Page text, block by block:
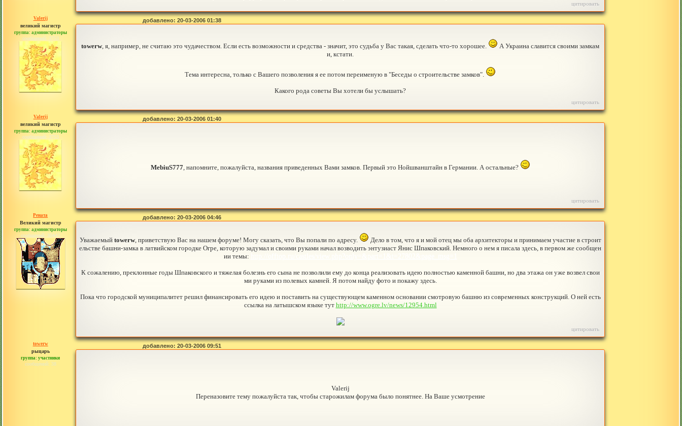
цитировать
Valerij
великий магистр
группа: администраторы
сообщений: 3753
добавлено: 20-03-2006 01:38
towerw, я, например, не считаю это чудачеством. Если есть возможности и средства - значит, это судьба у Вас такая, сделать что-то хорошее.
А Украина славится своими замкам
и, кстати.
Тема интересна, только с Вашего позволения я ее потом переименую в "Беседы о строительстве замков".
Какого рода советы Вы хотели бы услышать?
цитировать
Valerij
великий магистр
группа: администраторы
сообщений: 3753
добавлено: 20-03-2006 01:40
MebiuS777, напомните, пожалуйста, названия приведенных Вами замков. Первый это Нойшванштайн в Германии. А остальные?
цитировать
Рената
Великий магистр
группа: администраторы
сообщений: 30442
добавлено: 20-03-2006 04:46
Уважаемый towerw, приветствую Вас на нашем форуме! Могу сказать, что Вы попали по адресу.
Дело в том, что я и мой отец мы оба архитекторы и принимаем участие в строит
ельстве башни-замка в латвийском городке Огре, которую задумал и своими руками начал возводить энтузиаст Янис Шпаковский. Немного о нем я писала здесь, в первом же сообщен
ии темы:
К сожалению, преклонные годы Шпаковского и тяжелая болезнь его сына не позволили ему до конца реализовать идею полностью каменной башни, но два этажа он уже возвел свои
ми руками из полевых камней. Я потом найду фото и покажу здесь.
Пока что городской муниципалитет решил финансировать его идею и поставить на существующем каменном основании смотровую башню из современных конструкций. О ней есть
ссылка на латышском языке тут http://www.ogre.lv/news/12954.html
цитировать
towerw
рыцарь
группа: участники
сообщений: 38
добавлено: 20-03-2006 09:51
Valerij
Переназовите тему пожалуйста так, чтобы старожилам форума было понятнее. На Ваше усмотрение